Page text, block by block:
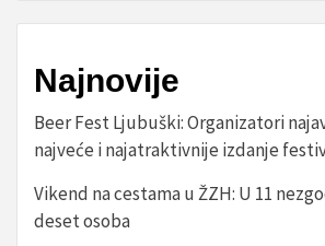
Najnovije
Beer Fest Ljubuški: Organizatori
najveće i najatraktivnije izdanje
Vikend na cestama u ŽZH: U 11
deset osoba